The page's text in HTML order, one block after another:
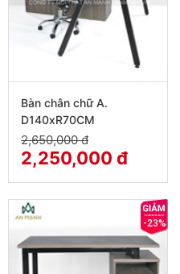
Bàn chân chữ A.
D140xR70CM
2,650,000 đ
2,250,000 đ
-23%